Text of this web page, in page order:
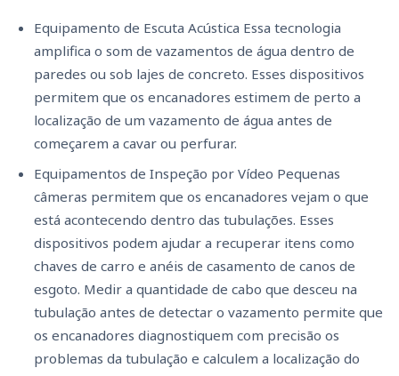
Equipamento de Escuta Acústica Essa tecnologia
amplifica o som de vazamentos de água dentro de
paredes ou sob lajes de concreto. Esses dispositivos
permitem que os encanadores estimem de perto a
localização de um vazamento de água antes de
começarem a cavar ou perfurar.
Equipamentos de Inspeção por Vídeo Pequenas
câmeras permitem que os encanadores vejam o que
está acontecendo dentro das tubulações. Esses
dispositivos podem ajudar a recuperar itens como
chaves de carro e anéis de casamento de canos de
esgoto. Medir a quantidade de cabo que desceu na
tubulação antes de detectar o vazamento permite que
os encanadores diagnostiquem com precisão os
problemas da tubulação e calculem a localização do